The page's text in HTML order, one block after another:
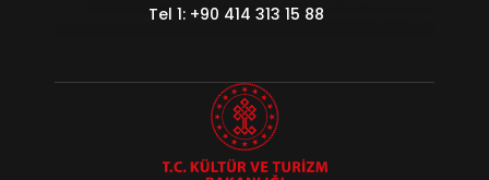
Tel 1: +90 414 313 15 88